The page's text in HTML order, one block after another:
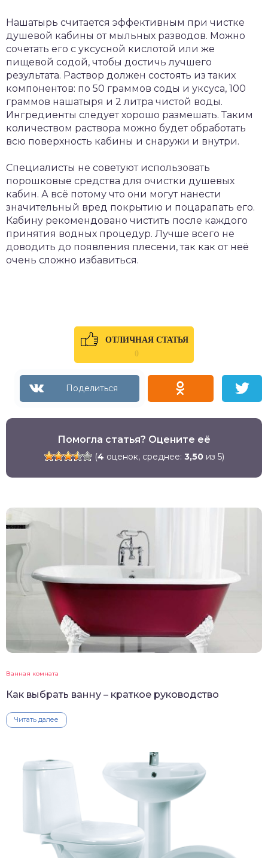
Нашатырь считается эффективным при чистке
душевой кабины от мыльных разводов. Можно
сочетать его с уксусной кислотой или же
пищевой содой, чтобы достичь лучшего
результата. Раствор должен состоять из таких
компонентов: по 50 граммов соды и уксуса, 100
граммов нашатыря и 2 литра чистой воды.
Ингредиенты следует хорошо размешать. Таким
количеством раствора можно будет обработать
всю поверхность кабины и снаружи и внутри.
Специалисты не советуют использовать
порошковые средства для очистки душевых
кабин. А всё потому что они могут нанести
значительный вред покрытию и поцарапать его.
Кабину рекомендовано чистить после каждого
принятия водных процедур. Лучше всего не
доводить до появления плесени, так как от неё
очень сложно избавиться.
ОТЛИЧНАЯ СТАТЬЯ
0
Помогла статья? Оцените её
(4 оценок, среднее: 3,50из 5)
Ванная комната
Как выбрать ванну – краткое руководство
Читать далее